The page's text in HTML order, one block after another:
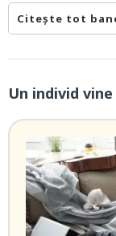
Citește tot
Un individ